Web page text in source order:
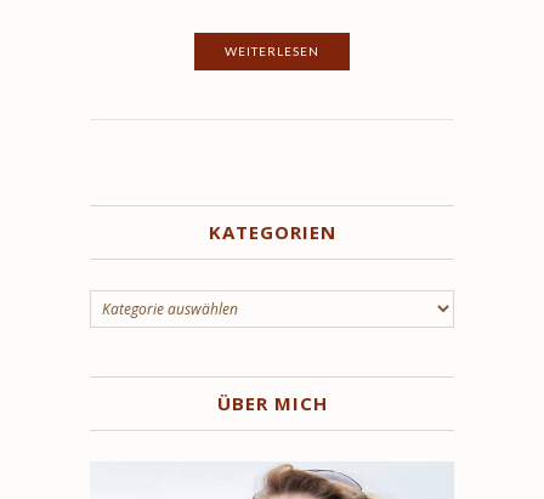
WEITERLESEN
KATEGORIEN
Kategorien
ÜBER MICH